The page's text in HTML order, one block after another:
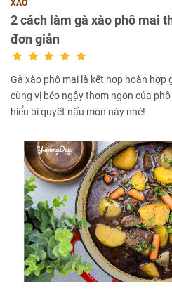
XÀO
2 cách làm gà xào phô mai
đơn giản
Gà xào phô mai là kết hợp hoàn hợp
cùng vị béo ngậy thơm ngon của
hiểu bí quyết nấu món này nhé!